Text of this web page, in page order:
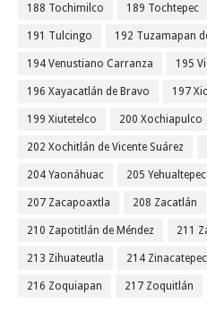
188 Tochimilco 189 Tochtepec
191 Tulcingo 192 Tuzamapan
194 Venustiano Carranza 195
196 Xayacatlán de Bravo 197
199 Xiutetelco 200 Xochiapulco
202 Xochitlán de Vicente Suárez
204 Yaonáhuac 205 Yehualtepec
207 Zacapoaxtla 208 Zacatlán
210 Zapotitlán de Méndez 211
213 Zihuateutla 214 Zinacatepec
216 Zoquiapan 217 Zoquitlán